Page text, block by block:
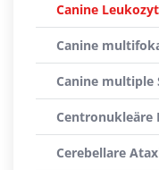
Canine
Canine
Canine multiple
Centronukleäre
Cerebellare